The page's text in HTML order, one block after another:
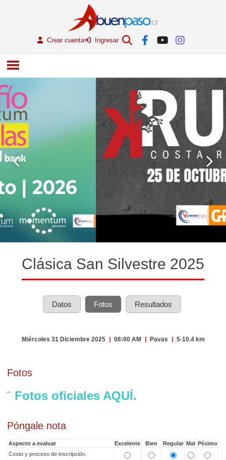
Crear cuenta Ingresar
Clásica San Silvestre 2025
Datos Fotos Resultados
Miércoles 31 Diciembre 2025 | 06:00 AM | Pavas | 5-10.4 km
Fotos
Fotos oficiales AQUÍ.
Póngale nota
Aspecto a evaluar Excelente Bien Regular Mal Pésimo
Costo y proceso de inscripción.